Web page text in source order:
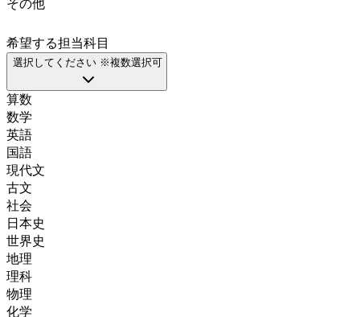
その他
希望する担当科目
選択してください ※複数選択可
算数
数学
英語
国語
現代文
古文
社会
日本史
世界史
地理
理科
物理
化学